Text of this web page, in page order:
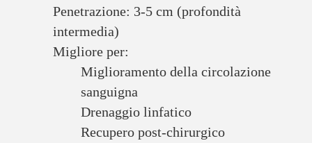
Penetrazione: 3-5 cm (profondità
intermedia)
Migliore per:
Miglioramento della circolazione
sanguigna
Drenaggio linfatico
Recupero post-chirurgico